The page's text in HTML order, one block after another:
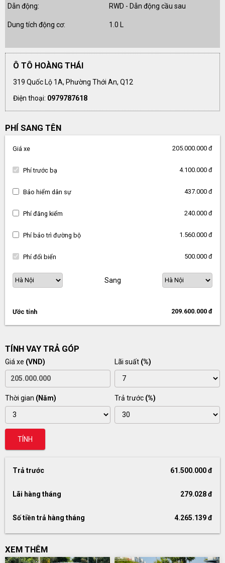
Dẫn động: RWD - Dẫn động cầu sau
Dung tích động cơ: 1.0 L
Ô TÔ HOÀNG THÁI
319 Quốc Lộ 1A, Phường Thới An, Q12
Điện thoại: 0979787618
PHÍ SANG TÊN
Giá xe 205.000.000 đ
Phí trước bạ 4.100.000 đ
Bảo hiểm dân sự 437.000 đ
Phí đăng kiểm 240.000 đ
Phí bảo trì đường bộ 1.560.000 đ
Phí đổi biển 500.000 đ
Sang
Ước tính 209.600.000 đ
TÍNH VAY TRẢ GÓP
Giá xe (VND) Lãi suất (%)
Thời gian (Năm) Trả trước (%)
TÍNH
Trả trước 61.500.000 đ
Lãi hàng tháng 279.028 đ
Số tiền trả hàng tháng 4.265.139 đ
XEM THÊM